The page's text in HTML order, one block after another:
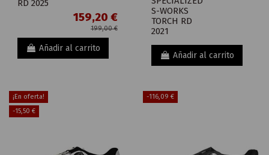
RD 2025
159,20 €
199,00 €
Añadir al carrito
S-WORKS
TORCH RD
2021
Añadir al carrito
¡En oferta!
-15,50 €
-116,09 €